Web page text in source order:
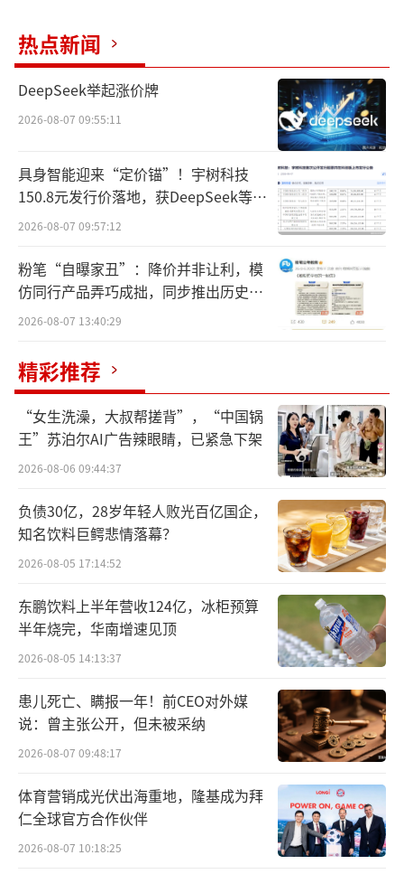
手握赛若金、依普定等重组蛋白王牌产
品，占据短效干扰素、促红素细分赛道头部位
置；搭建3KX全链条技术平台，切入肿瘤、自
身免疫、眼底疾病等高需求领域；海外业务覆
盖欧盟、巴西、菲律宾、印尼等70多个国家和
地区，海外收入达3.66亿元。科兴制药的招股
书，清晰地展现了传统生物药企业破解增长瓶
颈、推进创新转型的完整路径。
从863基地到A+H，三次抉择定格局
科兴制药的起点，早于中国创新药浪潮二
抉择，奠定了如今的行业地位与发展方向。
1989年至2019年是科兴制药的奠基阶段。
作为国家“863”计划首批产业化基地之一，科
兴制药是中国最早一批切入重组蛋白药物研发
与生产的企业，彼时国内生物药产业尚处于萌
芽期，跨国药企垄断主流市场，本土企业只能
在小众赛道寻找突破口。
科兴的第一次关键抉择，是聚焦重组蛋白
领域、做深做透细分刚需赛道。依托原核、真
核细胞两大技术体系，该公司先后推出赛若金
（注射用人干扰素α1b）、依普定（人促红素
注射液）、白特喜（人粒细胞集落刺激因
子）、常乐康（酪酸梭菌二联活菌）四款核心
商业化产品，覆盖抗病毒、血液、肿瘤支持治
疗、消化微生态四大领域，这批初代产品构筑
起稳定现金流基本盘。
热点新闻
DeepSeek举起涨价牌
2026-08-07 09:55:11
具身智能迎来“定价锚”！宇树科技
150.8元发行价落地，获DeepSeek等豪
华战配加持
2026-08-07 09:57:12
粉笔“自曝家丑”：降价并非让利，模
仿同行产品弄巧成拙，同步推出历史学
员退费方案
2026-08-07 13:40:29
精彩推荐
“女生洗澡，大叔帮搓背”，“中国锅
王”苏泊尔AI广告辣眼睛，已紧急下架
2026-08-06 09:44:37
负债30亿，28岁年轻人败光百亿国企，
知名饮料巨鳄悲情落幕？
2026-08-05 17:14:52
东鹏饮料上半年营收124亿，冰柜预算
半年烧完，华南增速见顶
2026-08-05 14:13:37
患儿死亡、瞒报一年！前CEO对外媒
说：曾主张公开，但未被采纳
2026-08-07 09:48:17
体育营销成光伏出海重地，隆基成为拜
仁全球官方合作伙伴
2026-08-07 10:18:25